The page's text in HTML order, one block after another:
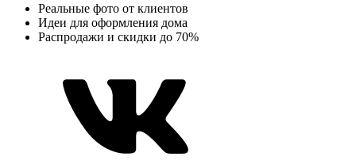
Реальные фото от клиентов
Идеи для оформления дома
Распродажи и скидки до 70%